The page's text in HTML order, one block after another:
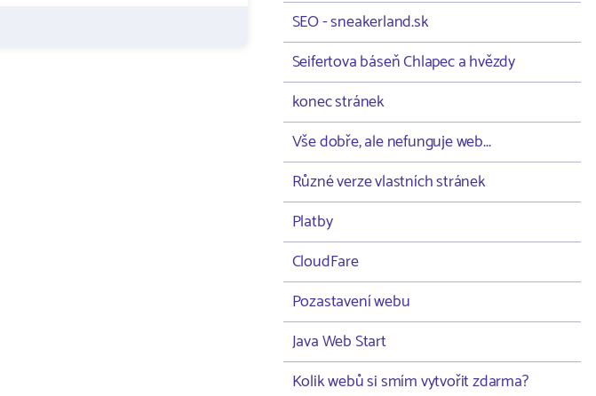
SEO - sneakerland.sk
Seifertova báseň Chlapec a hvězdy
konec stránek
Vše dobře, ale nefunguje web...
Různé verze vlastních stránek
Platby
CloudFare
Pozastavení webu
Java Web Start
Kolik webů si smím vytvořit zdarma?